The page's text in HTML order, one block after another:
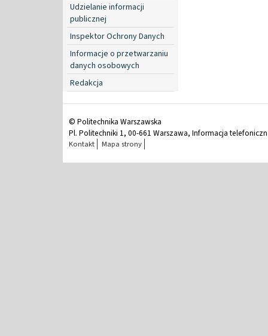
Udzielanie informacji
publicznej
Inspektor Ochrony Danych
Informacje o przetwarzaniu
danych osobowych
Redakcja
© Politechnika Warszawska
Pl. Politechniki 1, 00-661 Warszawa, Informacja
Kontakt Mapa strony